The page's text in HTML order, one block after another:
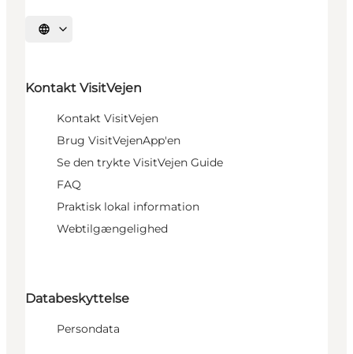
Vælg sprog
Kontakt VisitVejen
Kontakt VisitVejen
Brug VisitVejenApp'en
Se den trykte VisitVejen Guide
FAQ
Praktisk lokal information
Webtilgængelighed
Databeskyttelse
Persondata